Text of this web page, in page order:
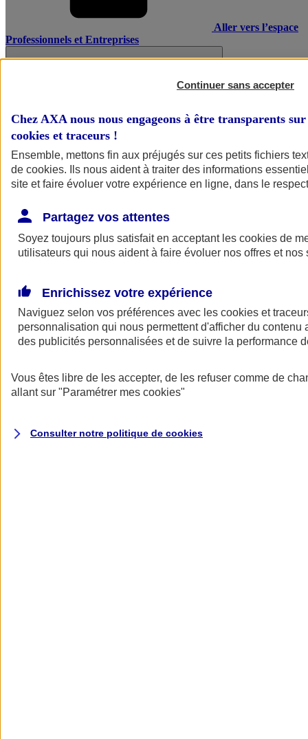
Aller vers l’espace
Professionnels et Entreprises
AXA Assurance
Continuer sans accepter
Chez AXA nous nous engageons à être transparents
cookies et traceurs !
Ensemble, mettons fin aux préjugés sur ces petits fichiers
de cookies. Ils nous aident à traiter des informations
site et faire évoluer votre expérience en ligne, dans le
Partagez vos attentes
Soyez toujours plus satisfait en acceptant les cookies de
utilisateurs qui nous aident à faire évoluer nos offres et nos
Enrichissez votre expérience
Naviguez selon vos préférences avec les cookies et
personnalisation qui nous permettent d'afficher du contenu
des publicités personnalisées et de suivre la performance
Vous êtes libre de les accepter, de les refuser comme de
allant sur "Paramétrer mes cookies"
Consulter notre politique de cookies